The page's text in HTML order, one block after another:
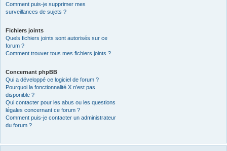
Comment puis-je supprimer mes
surveillances de sujets ?
Fichiers joints
Quels fichiers joints sont autorisés sur ce
forum ?
Comment trouver tous mes fichiers joints ?
Concernant phpBB
Qui a développé ce logiciel de forum ?
Pourquoi la fonctionnalité X n’est pas
disponible ?
Qui contacter pour les abus ou les questions
légales concernant ce forum ?
Comment puis-je contacter un administrateur
du forum ?